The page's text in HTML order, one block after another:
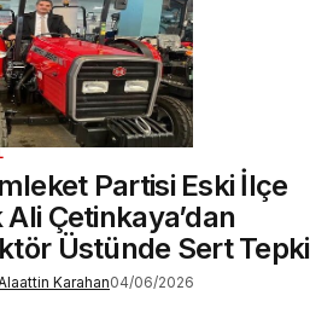
Partisi Eski İlçe
Ali Çetinkaya’dan
Üstünde Sert Tepki
Karahan04/06/2026